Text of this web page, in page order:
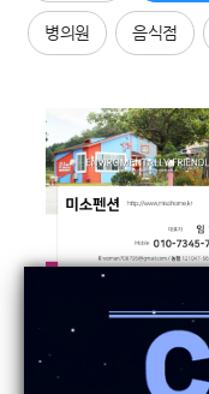
병의원 음식점
Callback
23.6.5